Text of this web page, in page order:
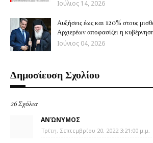
Ιούλιος 14, 2026
Αυξήσεις έως και 120% στους
Αρχιερέων αποφασίζει η
Ιούνιος 04, 2026
Δημοσίευση Σχολίου
26 Σχόλια
ΑΝΏΝΥΜΟΣ
Τρίτη, Σεπτεμβρίου 20, 2022 3:21:00 μ.μ.